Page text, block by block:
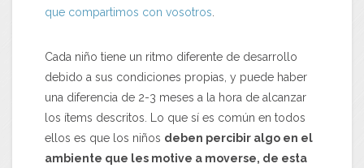
que compartimos con vosotros
Cada niño tiene un ritmo diferente de desarrollo
debido a sus condiciones propias, y puede haber
una diferencia de 2-3 meses a la hora de alcanzar
los ítems descritos. Lo que sí es común en todos
ellos es que los niños deben percibir algo en el
ambiente que les motive a moverse, de esta